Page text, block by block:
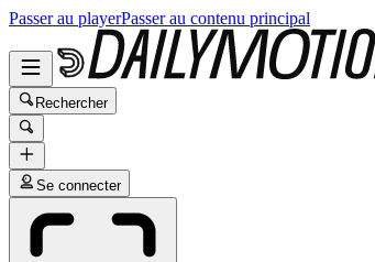
Passer au playerPasser au contenu principal
Rechercher
Se connecter